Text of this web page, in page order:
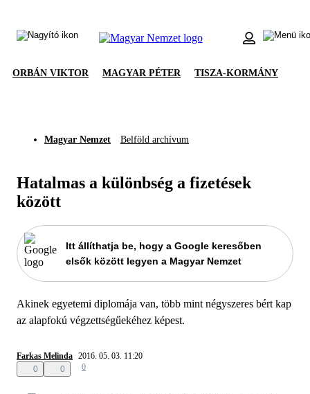
ORBÁN VIKTOR MAGYAR PÉTER TISZA-KORMÁNY
Magyar Nemzet Belföld archívum
Hatalmas a különbség a fizetések
között
Itt állíthatja be, hogy a Google keresőben
elsők között legyen a Magyar Nemzet
Akinek egyetemi diplomája van, több mint négyszeres bért kap
az alapfokú végzettségűekéhez képest.
Farkas Melinda 2016. 05. 03. 11:20
0
0 0